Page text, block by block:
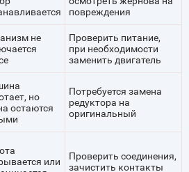
повреждения
не
Проверить питание,
при необходимости
заменить двигатель
но
остаются
Потребуется замена
редуктора на
оригинальный
или
Проверить соединения,
зачистить контакты